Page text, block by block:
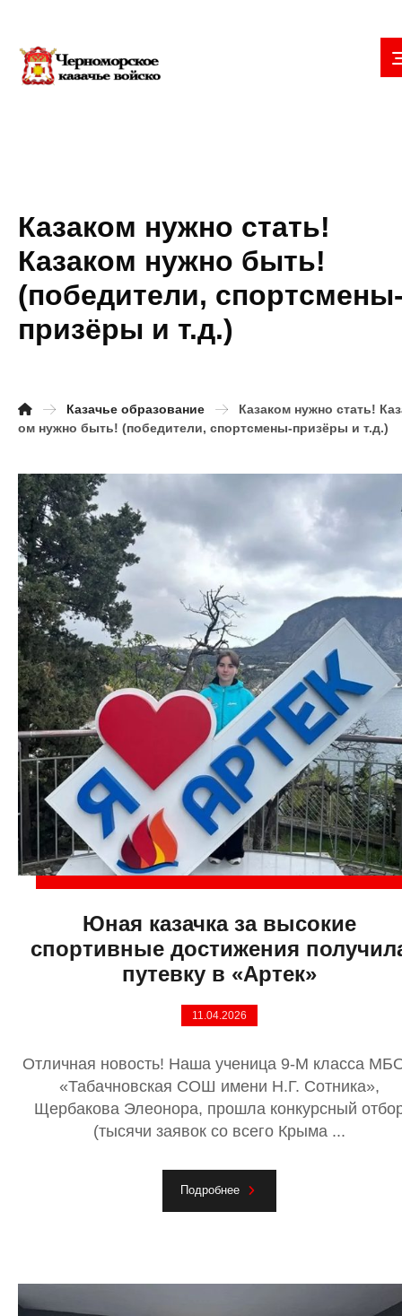
Казаком нужно стать!
Казаком нужно быть!
(победители,
призёры и т.д.)
Казачье образование
Казаком нужно стать!
ом нужно быть! (победители, спортсмены-призёры и т.д.)
Юная казачка за высокие
спортивные достижения
путевку в «Артек»
11.04.2026
Отличная новость! Наша ученица 9-М класса
«Табачновская СОШ имени Н.Г. Сотника»,
Щербакова Элеонора, прошла конкурсный
(тысячи заявок со всего Крыма ...
Подробнее